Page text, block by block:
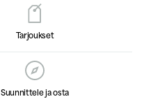
Tarjoukset
Suunnittele ja osta